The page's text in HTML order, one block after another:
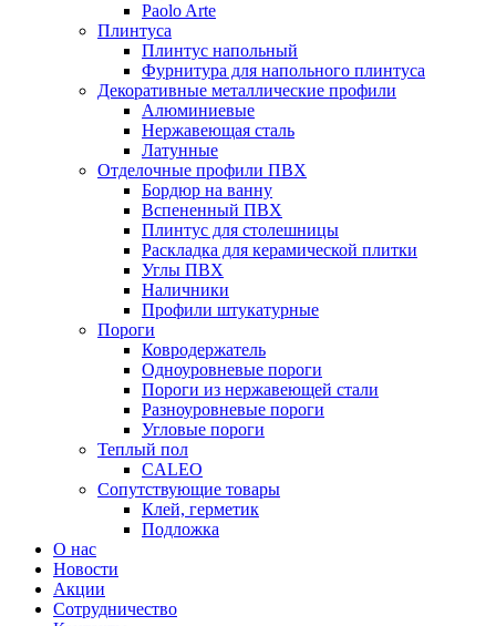
Paolo Arte
Плинтуса
Плинтус напольный
Фурнитура для напольного плинтуса
Декоративные металлические профили
Алюминиевые
Нержавеющая сталь
Латунные
Отделочные профили ПВХ
Бордюр на ванну
Вспененный ПВХ
Плинтус для столешницы
Раскладка для керамической плитки
Углы ПВХ
Наличники
Профили штукатурные
Пороги
Ковродержатель
Одноуровневые пороги
Пороги из нержавеющей стали
Разноуровневые пороги
Угловые пороги
Теплый пол
CALEO
Сопутствующие товары
Клей, герметик
Подложка
О нас
Новости
Акции
Сотрудничество